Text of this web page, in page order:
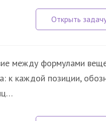
между формулами
к каждой позиции,